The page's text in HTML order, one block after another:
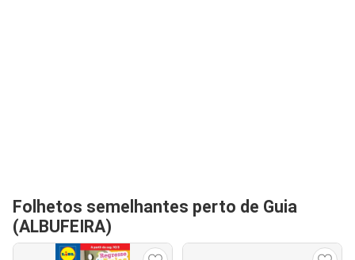
Folhetos semelhantes perto de Guia
(ALBUFEIRA)